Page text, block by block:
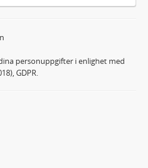
personuppgifter i enlighet med
GDPR.